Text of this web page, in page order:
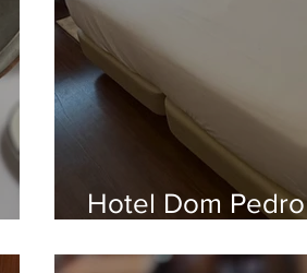
Hotel Dom